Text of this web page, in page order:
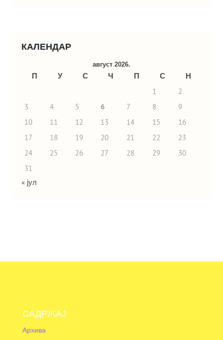
КАЛЕНДАР
август 2026.
П У С Ч П С
Н
1
2
3
4 5 6 7 8
9
10
11 12 13 14 15
16
17
18 19 20 21 22
23
24
25 26 27 28 29
30
31
« јул
САДРЖАЈ
Архива